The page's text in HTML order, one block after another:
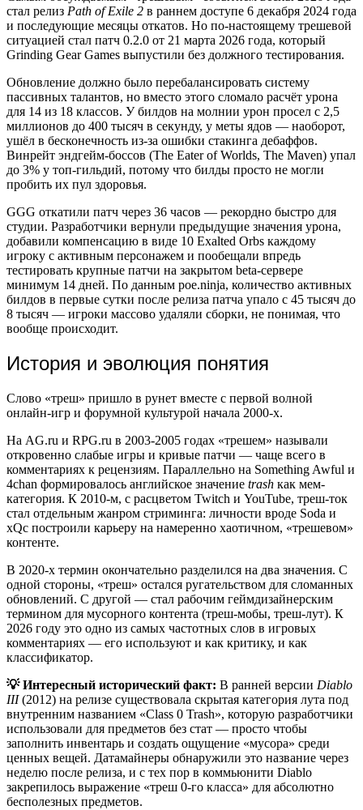
стал релиз Path of Exile 2 в раннем доступе 6 декабря 2024 года
и последующие месяцы откатов. Но по-настоящему трешевой
ситуацией стал патч 0.2.0 от 21 марта 2026 года, который
Grinding Gear Games выпустили без должного тестирования.
Обновление должно было перебалансировать систему
пассивных талантов, но вместо этого сломало расчёт урона
для 14 из 18 классов. У билдов на молнии урон просел с 2,5
миллионов до 400 тысяч в секунду, у меты ядов — наоборот,
ушёл в бесконечность из-за ошибки стакинга дебаффов.
Винрейт эндгейм-боссов (The Eater of Worlds, The Maven) упал
до 3% у топ-гильдий, потому что билды просто не могли
пробить их пул здоровья.
GGG откатили патч через 36 часов — рекордно быстро для
студии. Разработчики вернули предыдущие значения урона,
добавили компенсацию в виде 10 Exalted Orbs каждому
игроку с активным персонажем и пообещали впредь
тестировать крупные патчи на закрытом beta-сервере
минимум 14 дней. По данным poe.ninja, количество активных
билдов в первые сутки после релиза патча упало с 45 тысяч до
8 тысяч — игроки массово удаляли сборки, не понимая, что
вообще происходит.
История и эволюция понятия
Слово «треш» пришло в рунет вместе с первой волной
онлайн-игр и форумной культурой начала 2000-х.
На AG.ru и RPG.ru в 2003-2005 годах «трешем» называли
откровенно слабые игры и кривые патчи — чаще всего в
комментариях к рецензиям. Параллельно на Something Awful и
4chan формировалось английское значение trash как мем-
категория. К 2010-м, с расцветом Twitch и YouTube, треш-ток
стал отдельным жанром стриминга: личности вроде Soda и
xQc построили карьеру на намеренно хаотичном, «трешевом»
контенте.
В 2020-х термин окончательно разделился на два значения. С
одной стороны, «треш» остался ругательством для сломанных
обновлений. С другой — стал рабочим геймдизайнерским
термином для мусорного контента (треш-мобы, треш-лут). К
2026 году это одно из самых частотных слов в игровых
комментариях — его используют и как критику, и как
классификатор.
💡 Интересный исторический факт: В ранней версии Diablo
III(2012) на релизе существовала скрытая категория лута под
внутренним названием «Class 0 Trash», которую разработчики
использовали для предметов без стат — просто чтобы
заполнить инвентарь и создать ощущение «мусора» среди
ценных вещей. Датамайнеры обнаружили это название через
неделю после релиза, и с тех пор в коммьюнити Diablo
закрепилось выражение «треш 0-го класса» для абсолютно
бесполезных предметов.